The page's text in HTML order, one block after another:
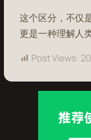
这个区分，不仅
更是一种理解人
Post Views: